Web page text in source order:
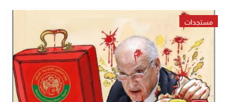
مستجدات